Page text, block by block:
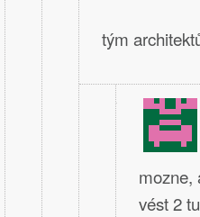
tým
mozne,
vést 2